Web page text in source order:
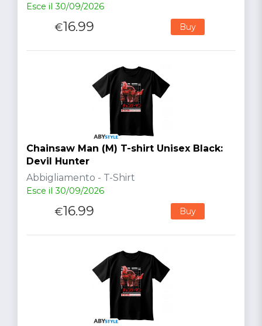
Esce il 30/09/2026
€16.99 Buy
Chainsaw Man (M) T-shirt Unisex Black:
Devil Hunter
Abbigliamento - T-Shirt
Esce il 30/09/2026
€16.99 Buy